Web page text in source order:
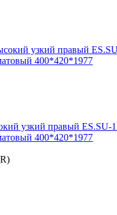
узкий правый ES.SU-
400*420*1977